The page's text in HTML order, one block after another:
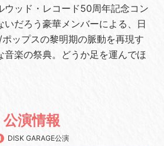
ウッド・レコード50周年記念コン
いだろう豪華メンバーによる、日
ップスの黎明期の脈動を再現す
音楽の祭典。どうか足を運んでほ
公演情報
DISK GARAGE公演